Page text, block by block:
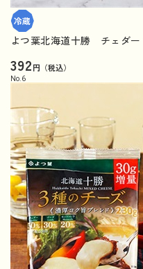
よつ葉北海道十勝 チェダ
392円（税込）
No. 6